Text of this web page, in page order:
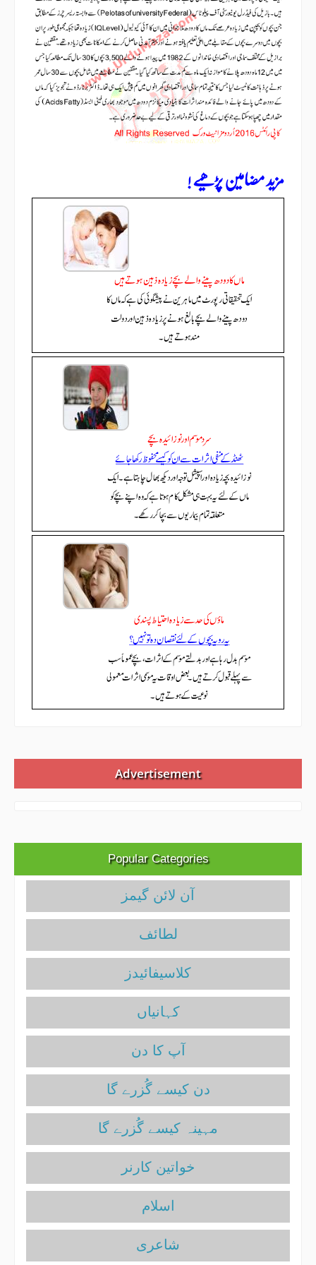
مزید مضامین پڑھیے !
Advertisement
Popular Categories
آن لائن گیمز
لطائف
کلاسیفائیدز
کہانیاں‌
آپ کا دن
دن کیسے گُزرے گا
مہینہ کیسے گُزرے گا
خواتین کارنر
اسلام
شاعری